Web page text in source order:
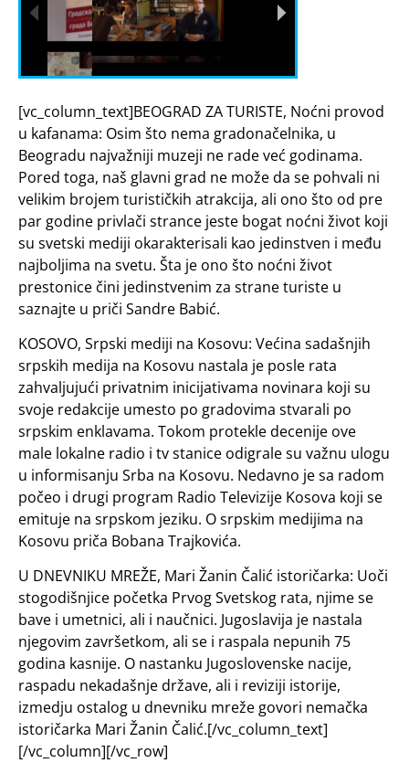
[vc_column_text]BEOGRAD ZA TURISTE, Noćni provod
u kafanama: Osim što nema gradonačelnika, u
Beogradu najvažniji muzeji ne rade već godinama.
Pored toga, naš glavni grad ne može da se pohvali ni
velikim brojem turističkih atrakcija, ali ono što od pre
par godine privlači strance jeste bogat noćni život koji
su svetski mediji okarakterisali kao jedinstven i među
najboljima na svetu. Šta je ono što noćni život
prestonice čini jedinstvenim za strane turiste u
saznajte u priči Sandre Babić.
KOSOVO, Srpski mediji na Kosovu: Većina sadašnjih
srpskih medija na Kosovu nastala je posle rata
zahvaljujući privatnim inicijativama novinara koji su
svoje redakcije umesto po gradovima stvarali po
srpskim enklavama. Tokom protekle decenije ove
male lokalne radio i tv stanice odigrale su važnu ulogu
u informisanju Srba na Kosovu. Nedavno je sa radom
počeo i drugi program Radio Televizije Kosova koji se
emituje na srpskom jeziku. O srpskim medijima na
Kosovu priča Bobana Trajkovića.
U DNEVNIKU MREŽE, Mari Žanin Čalić istoričarka: Uoči
stogodišnjice početka Prvog Svetskog rata, njime se
bave i umetnici, ali i naučnici. Jugoslavija je nastala
njegovim završetkom, ali se i raspala nepunih 75
godina kasnije. O nastanku Jugoslovenske nacije,
raspadu nekadašnje države, ali i reviziji istorije,
izmedju ostalog u dnevniku mreže govori nemačka
istoričarka Mari Žanin Čalić.[/vc_column_text]
[/vc_column][/vc_row]